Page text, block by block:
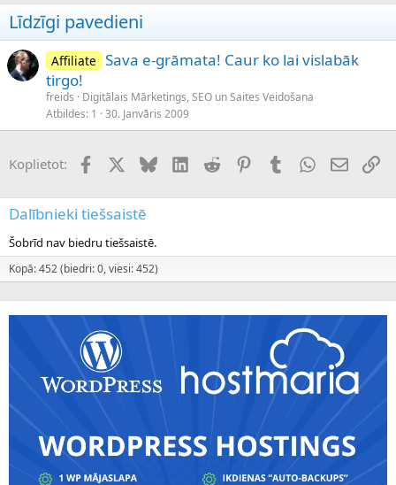
Līdzīgi pavedieni
Affiliate Sava e-grāmata! Caur ko lai vislabāk
tirgo!
freids
Digitālais Mārketings, SEO un Saites Veidošana
Atbildes 1 30. Janvāris 2009
Koplietot: FacebookX (Twitter)
BlueskyLinkedInReddit PinterestTumblrWhatsApp
E-pasts
Dalībnieki tiešsaistē
Šobrīd nav biedru tiešsaistē.
Kopā: 452 (biedri: 0, viesi: 452)